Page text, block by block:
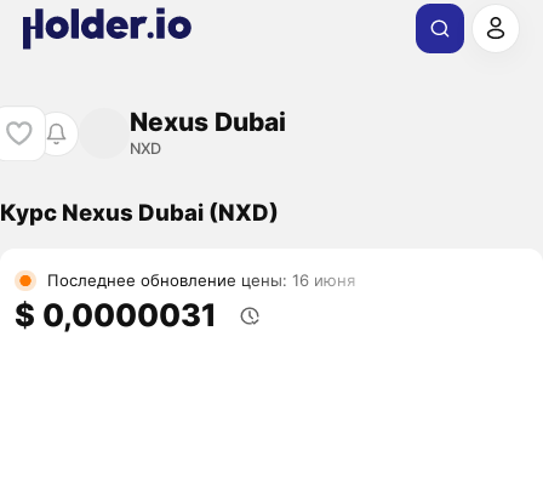
Nexus Dubai
NXD
Курс Nexus Dubai (NXD)
Последнее обновление цены: 16 июня
$ 0,0000031